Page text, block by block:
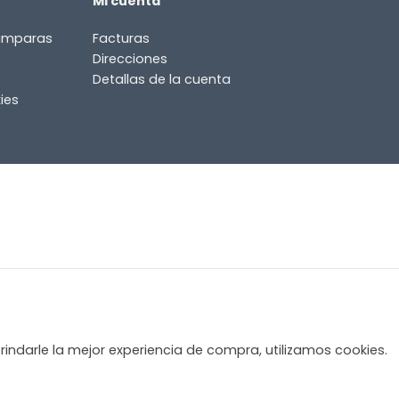
Facturas
Direcciones
Detallas de la cuenta
la mejor experiencia de compra, utilizamos cookies.